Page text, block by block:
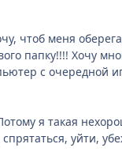
чтоб меня
папку!!!! Хочу
с
я такая
уйти,